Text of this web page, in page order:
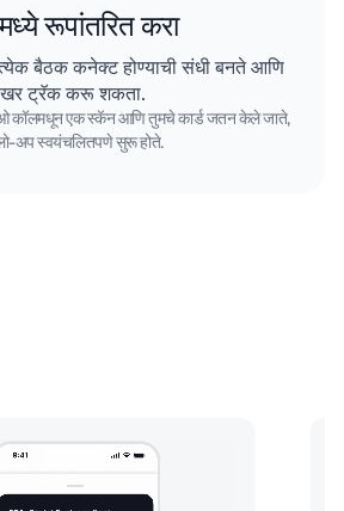
रूपांतरित करा
बैठक कनेक्ट होण्याची संधी बनते आणि
ट्रॅक करू शकता.
कॉलमधून एक स्कॅन आणि तुमचे कार्ड जतन केले जाते,
अप स्वयंचलितपणे सुरू होते.